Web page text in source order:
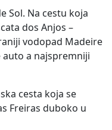
Sol. Na cestu koja
dos Anjos –
vodopad Madeire
a najspremniji
cesta koja se
Freiras duboko u